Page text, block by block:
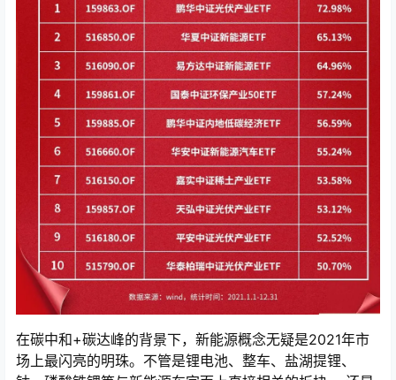
在碳中和+碳达峰的背景下，新能源概念无疑是2021年市
场上最闪亮的明珠。不管是锂电池、整车、盐湖提锂、